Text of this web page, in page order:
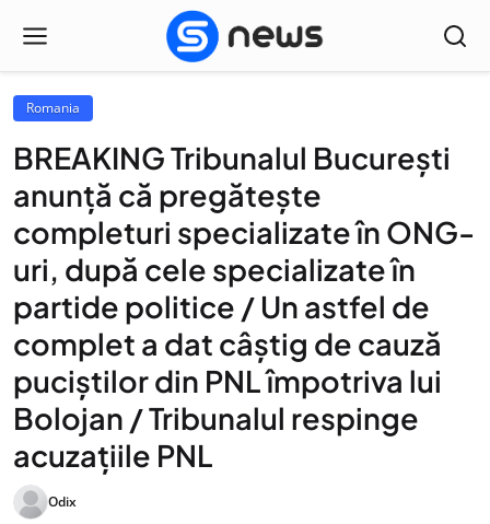
Romania
BREAKING Tribunalul București
anunță că pregătește
completuri specializate în ONG-
uri, după cele specializate în
partide politice / Un astfel de
complet a dat câștig de cauză
puciștilor din PNL împotriva lui
Bolojan / Tribunalul respinge
acuzațiile PNL
Odix